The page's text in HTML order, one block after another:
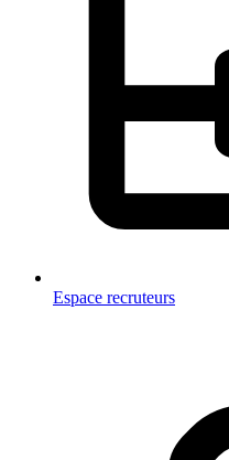
Espace recruteurs